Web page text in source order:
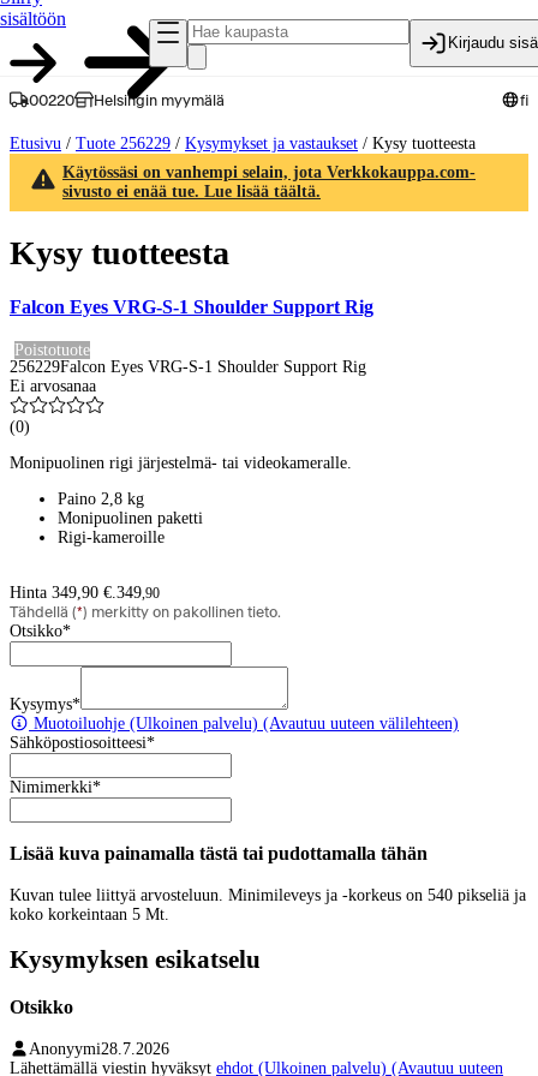
sisältöön
Kirjaudu
00220 Helsingin myymälä fi
Etusivu / Tuote 256229 / Kysymykset ja vastaukset / Kysy tuotteesta
Käytössäsi on vanhempi selain, jota Verkkokauppa.com-
sivusto ei enää tue. Lue lisää täältä.
Kysy tuotteesta
Falcon Eyes VRG-S-1 Shoulder Support Rig
Poistotuote
256229Falcon Eyes VRG-S-1 Shoulder Support Rig
Ei arvosanaa
(0)
Monipuolinen rigi järjestelmä- tai videokameralle.
Paino 2,8 kg
Monipuolinen paketti
Rigi-kameroille
Hinta 349,90 €. 349,90
Tähdellä (*) merkitty on pakollinen tieto.
Otsikko*
Kysymys*
Muotoiluohje (Ulkoinen palvelu) (Avautuu uuteen välilehteen)
Sähköpostiosoitteesi*
Nimimerkki*
Lisää kuva painamalla tästä tai pudottamalla tähän
Kuvan tulee liittyä arvosteluun. Minimileveys ja -korkeus on 540 pikseliä ja
koko korkeintaan 5 Mt.
Kysymyksen esikatselu
Otsikko
Anonyymi28.7.2026
Lähettämällä viestin hyväksyt ehdot (Ulkoinen palvelu) (Avautuu uuteen